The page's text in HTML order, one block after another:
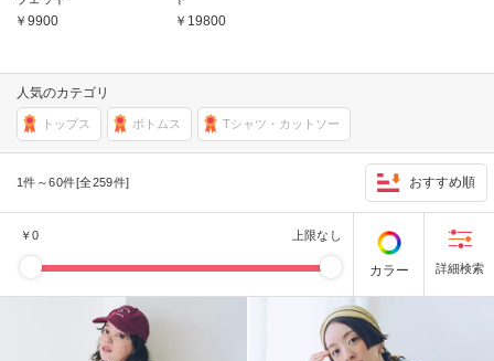
￥9900
￥19800
人気のカテゴリ
トップス ボトムス Tシャツ・カットソー
1件～60件[全259件] おすすめ順
￥0 上限なし
カラー